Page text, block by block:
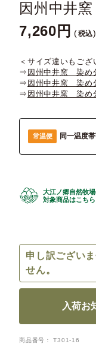
因州中井
7,260 税込
＜サイズ違いもござ
⇒ 因州中井窯 染め
⇒ 因州中井窯 染め
⇒ 因州中井窯 染め
常温便 同一温度
大江ノ郷自然牧
対象商品はこちら
申し訳ござい
せん。
入荷お
商品番号 T301-16